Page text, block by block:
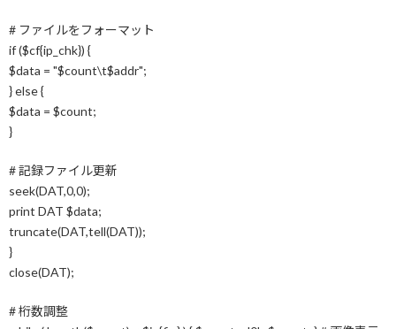
# ファイルをフォーマット
if ($cf{ip_chk}) {
$data = "$count\t$addr";
} else {
$data = $count;
}
# 記録ファイル更新
seek(DAT,0,0);
print DAT $data;
truncate(DAT,tell(DAT));
}
close(DAT);
# 桁数調整